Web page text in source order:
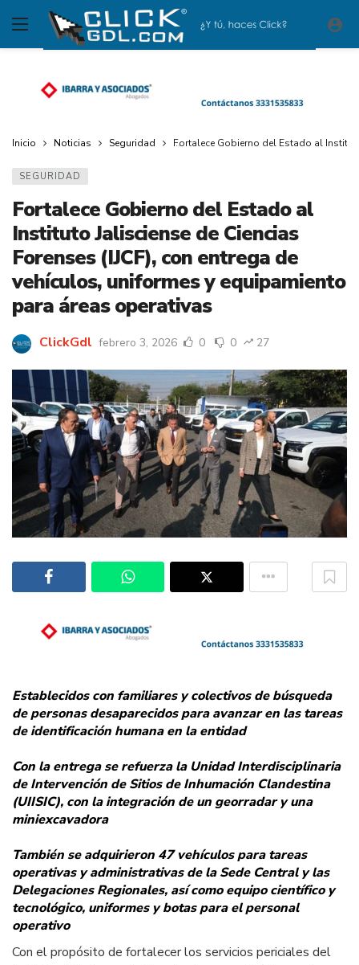
Inicio Noticias Seguridad Fortalece Gobierno del Estado al
SEGURIDAD
Fortalece Gobierno del Estado al
Instituto Jalisciense de Ciencias
Forenses (IJCF), con entrega de
vehículos, uniformes y equipamiento
para áreas operativas
ClickGdl febrero 3, 2026 0 0 27
Establecidos con familiares y colectivos de búsqueda
de personas desaparecidos para avanzar en las tareas
de identificación humana en la entidad
Con la entrega se refuerza la Unidad Interdisciplinaria
de Intervención de Sitios de Inhumación Clandestina
(UIISIC), con la integración de un georradar y una
miniexcavadora
También se adquirieron 47 vehículos para tareas
operativas y administrativas de la Sede Central y las
Delegaciones Regionales, así como equipo científico y
tecnológico, uniformes y botas para el personal
operativo
Con el propósito de fortalecer los servicios periciales del